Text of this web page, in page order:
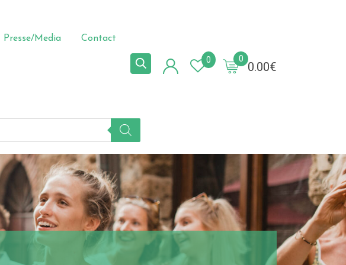
Presse/Media Contact
0.00€
0
0